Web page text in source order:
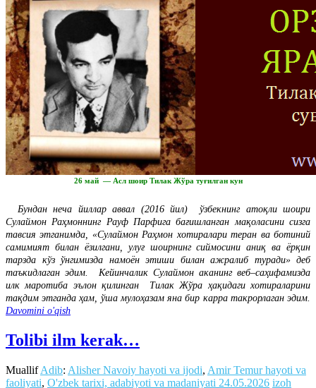
26 май — Асл шоир Тилак Жўра туғилган кун
Бундан неча йиллар аввал (2016 йил) ўзбекнинг атоқли шоири
Сулаймон Раҳмоннинг Рауф Парфига бағишланган мақоласини сизга
тавсия этганимда, «Сулаймон Раҳмон хотиралари теран ва ботиний
самимият билан ёзилгани, улуғ шоирнинг сиймосини аниқ ва ёрқин
тарзда кўз ўнгимизда намоён этиши билан ажралиб туради» деб
таъкидлаган эдим. Кейинчалик Сулаймон аканинг веб–саҳифамизда
илк маротиба эълон қилинган Тилак Жўра ҳақидаги хотираларини
тақдим этганда ҳам, ўша мулоҳазам яна бир карра такрорлаган эдим.
Davomini o'qish
Tolibi ilm kerak…
MuallifAdib: Alisher Navoiy hayoti va ijodi, Amir Temur hayoti va
faoliyati, O'zbek tarixi, adabiyoti va madaniyati 24.05.2026 izoh